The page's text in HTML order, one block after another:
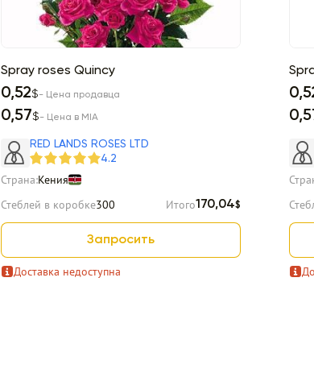
Spray roses Quincy
0,52$- Цена продавца
0,57$- Цена в MIA
RED LANDS ROSES LTD
4.2
Страна:Кения
Стеблей в коробке300 Итого170,04$
Запросить
Доставка недоступна